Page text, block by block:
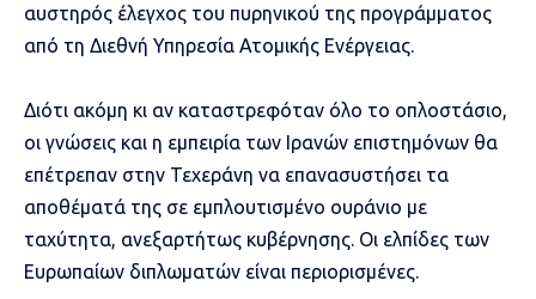
αυστηρός έλεγχος του πυρηνικού της προγράμματος
από τη Διεθνή Υπηρεσία Ατομικής Ενέργειας.
Διότι ακόμη κι αν καταστρεφόταν όλο το οπλοστάσιο,
οι γνώσεις και η εμπειρία των Ιρανών επιστημόνων θα
επέτρεπαν στην Τεχεράνη να επανασυστήσει τα
αποθέματά της σε εμπλουτισμένο ουράνιο με
ταχύτητα, ανεξαρτήτως κυβέρνησης. Οι ελπίδες των
Ευρωπαίων διπλωματών είναι περιορισμένες.